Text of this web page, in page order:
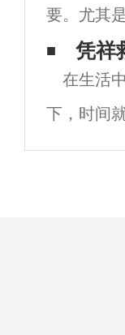
要。尤其
未有的挑
转运救护
凭祥
在生活
下，时间
救护车的